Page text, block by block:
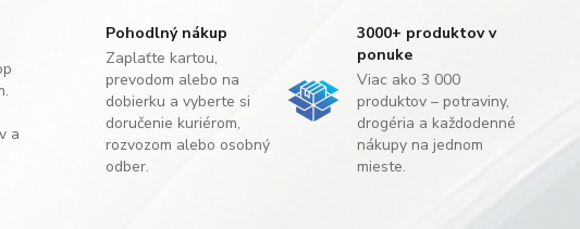
a
Pohodlný nákup
Zaplaťte kartou,
prevodom alebo na
dobierku a vyberte si
doručenie kuriérom,
rozvozom alebo osobný
odber.
3000+ produktov v
ponuke
Viac ako 3 000
produktov – potraviny,
drogéria a každodenné
nákupy na jednom
mieste.